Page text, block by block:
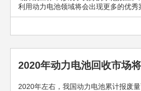
利用动力电池领域将会出现更多的优秀
2020年动力电池回收市场
2020年左右，我国动力电池累计报废